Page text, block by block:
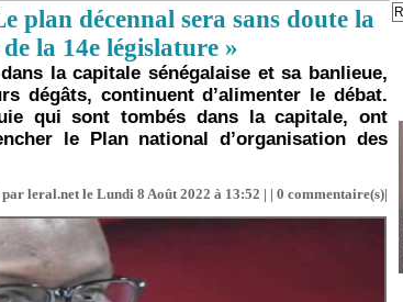
plan décennal sera sans doute la
la 14e législature »
la capitale sénégalaise et sa banlieue,
dégâts, continuent d’alimenter le débat.
qui sont tombés dans la capitale, ont
le Plan national d’organisation des
par leral.net le Lundi 8 Août 2022 à 13:52 | | 0 commentaire(s)|